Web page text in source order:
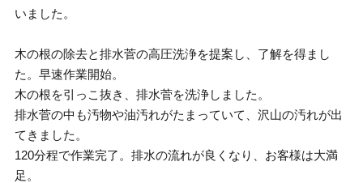
いました。
木の根の除去と排水菅の高圧洗浄を提案し、了解を得まし
た。早速作業開始。
木の根を引っこ抜き、排水菅を洗浄しました。
排水菅の中も汚物や油汚れがたまっていて、沢山の汚れが出
てきました。
120分程で作業完了。排水の流れが良くなり、お客様は大満
足。